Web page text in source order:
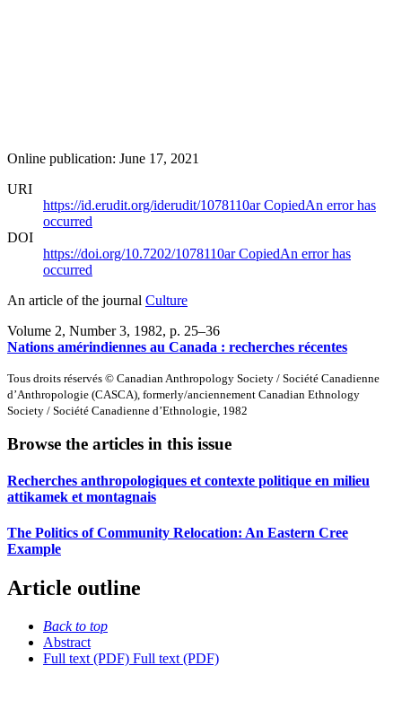
Online publication: June 17, 2021
URI
https://id.erudit.org/iderudit/1078110arCopiedAn error has
occurred
DOI
https://doi.org/10.7202/1078110arCopiedAn error has
occurred
An article of the journal Culture
Volume 2, Number 3, 1982, p. 25–36
Nations amérindiennes au Canada : recherches récentes
Tous droits réservés © Canadian Anthropology Society / Société Canadienne
d’Anthropologie (CASCA), formerly/anciennement Canadian Ethnology
Society / Société Canadienne d’Ethnologie, 1982
Browse the articles in this issue
Recherches anthropologiques et contexte politique en milieu
attikamek et montagnais
The Politics of Community Relocation: An Eastern Cree
Example
Article outline
Back to top
Abstract
Full text (PDF) Full text (PDF)